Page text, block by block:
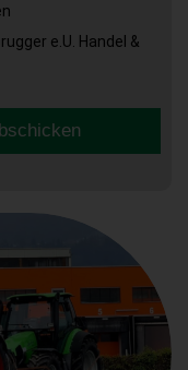
e.U. Handel &